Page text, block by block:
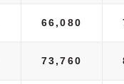
66,080
73,760